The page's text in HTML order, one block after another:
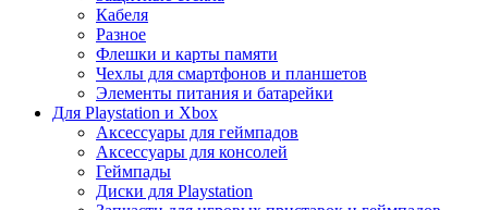
Кабеля
Разное
Флешки и карты памяти
Чехлы для смартфонов и планшетов
Элементы питания и батарейки
Для Playstation и Xbox
Аксессуары для геймпадов
Аксессуары для консолей
Геймпады
Диски для Playstation